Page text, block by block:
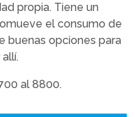
propia. Tiene un
el consumo de
buenas opciones para
al 8800.